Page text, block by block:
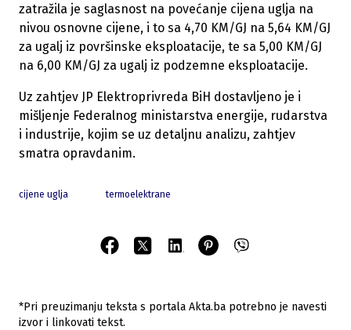
zatražila je saglasnost na povećanje cijena uglja na
nivou osnovne cijene, i to sa 4,70 KM/GJ na 5,64 KM/GJ
za ugalj iz površinske eksploatacije, te sa 5,00 KM/GJ
na 6,00 KM/GJ za ugalj iz podzemne eksploatacije.
Uz zahtjev JP Elektroprivreda BiH dostavljeno je i
mišljenje Federalnog ministarstva energije, rudarstva
i industrije, kojim se uz detaljnu analizu, zahtjev
smatra opravdanim.
cijene uglja termoelektrane
*Pri preuzimanju teksta s portala Akta.ba potrebno je navesti
izvor i linkovati tekst.